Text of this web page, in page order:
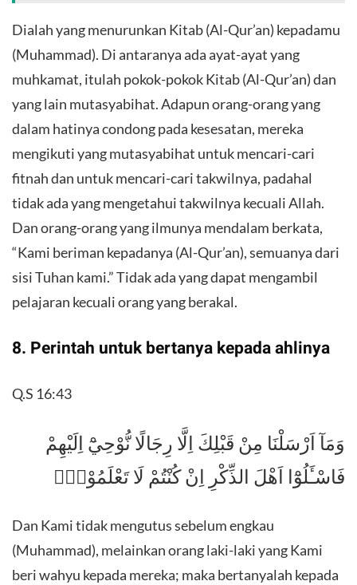
Dialah yang menurunkan Kitab (Al-Qur’an) kepadamu
(Muhammad). Di antaranya ada ayat-ayat yang
muhkamat, itulah pokok-pokok Kitab (Al-Qur’an) dan
yang lain mutasyabihat. Adapun orang-orang yang
dalam hatinya condong pada kesesatan, mereka
mengikuti yang mutasyabihat untuk mencari-cari
fitnah dan untuk mencari-cari takwilnya, padahal
tidak ada yang mengetahui takwilnya kecuali Allah.
Dan orang-orang yang ilmunya mendalam berkata,
“Kami beriman kepadanya (Al-Qur’an), semuanya dari
sisi Tuhan kami.” Tidak ada yang dapat mengambil
pelajaran kecuali orang yang berakal.
8. Perintah untuk bertanya kepada ahlinya
Q.S 16:43
وَمَآ اَرْسَلْنَا مِنْ قَبْلِكَ اِلَّا رِجَالًا نُّوْحِيْٓ اِلَيْهِمْ
فَاسْـَٔلُوْٓا اَهْلَ الذِّكْرِ اِنْ كُنْتُمْ لَا تَعْلَمُوْنَۙ
Dan Kami tidak mengutus sebelum engkau
(Muhammad), melainkan orang laki-laki yang Kami
beri wahyu kepada mereka; maka bertanyalah kepada